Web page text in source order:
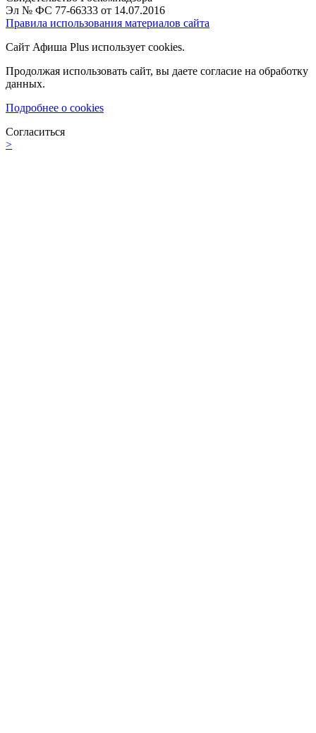
Эл № ФС 77-66333 от 14.07.2016
Правила использования материалов сайта
Сайт Афиша Plus использует cookies.
Продолжая использовать сайт, вы даете согласие на обработку
данных.
Подробнее о cookies
Согласиться
>